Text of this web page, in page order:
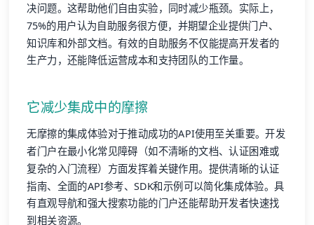
决问题。这帮助他们自由实验，同时减少瓶颈。实际上，
75%的用户认为自助服务很方便，并期望企业提供门户、
知识库和外部文档。有效的自助服务不仅能提高开发者的
生产力，还能降低运营成本和支持团队的工作量。
它减少集成中的摩擦
无摩擦的集成体验对于推动成功的API使用至关重要。开发
者门户在最小化常见障碍（如不清晰的文档、认证困难或
复杂的入门流程）方面发挥着关键作用。提供清晰的认证
指南、全面的API参考、SDK和示例可以简化集成体验。具
有直观导航和强大搜索功能的门户还能帮助开发者快速找
到相关资源。